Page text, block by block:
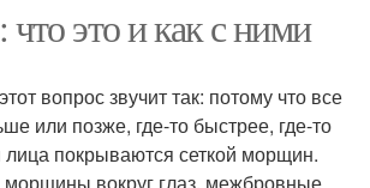
это и как с ними
вопрос звучит так: потому что все
или позже, где-то быстрее, где-то
покрываются сеткой морщин.